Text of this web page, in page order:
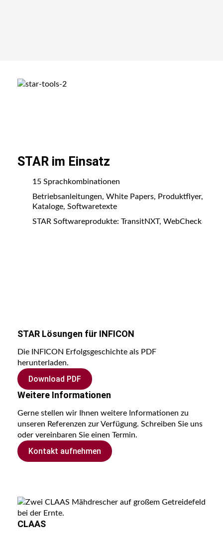
STAR im Einsatz
15 Sprachkombinationen
Betriebsanleitungen, White Papers, Produktflyer,
Kataloge, Softwaretexte
STAR Softwareprodukte: TransitNXT, WebCheck
STAR Lösungen für INFICON
Die INFICON Erfolgsgeschichte als PDF
herunterladen.
Download PDF
Weitere Informationen
Gerne stellen wir Ihnen weitere Informationen zu
unseren Referenzen zur Verfügung. Schreiben Sie uns
oder vereinbaren Sie einen Termin.
Kontakt aufnehmen
CLAAS